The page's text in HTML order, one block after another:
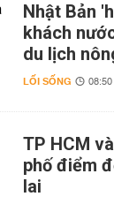
Nhật Bản
khách
du lịch
LỐI SỐNG
TP HCM
phố điểm
lai